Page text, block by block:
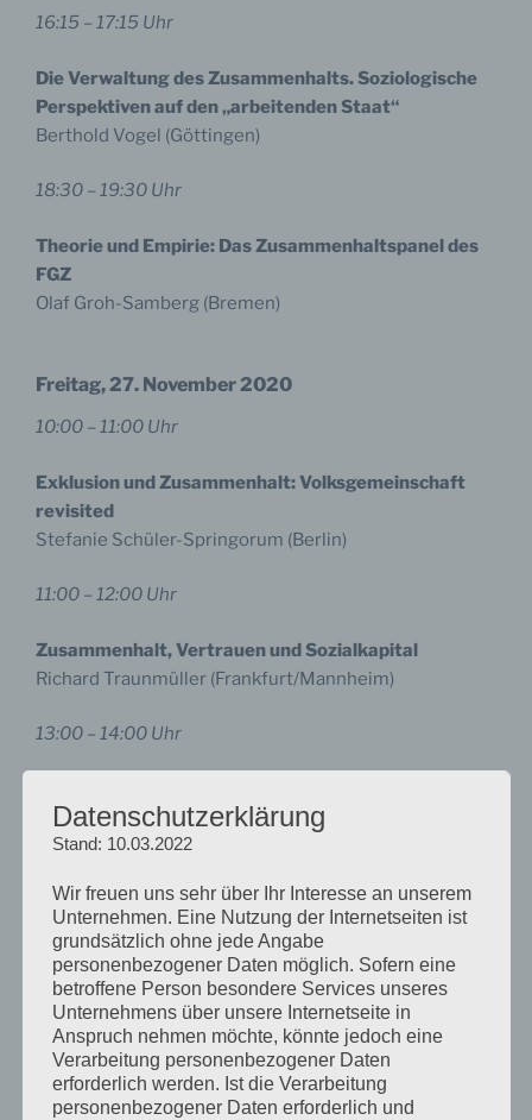
16:15 – 17:15 Uhr
Die Verwaltung des Zusammenhalts. Soziologische
Perspektiven auf den „arbeitenden Staat“
Berthold Vogel (Göttingen)
18:30 – 19:30 Uhr
Theorie und Empirie: Das Zusammenhaltspanel des
FGZ
Olaf Groh-Samberg (Bremen)
Freitag, 27. November 2020
10:00 – 11:00 Uhr
Exklusion und Zusammenhalt: Volksgemeinschaft
revisited
Stefanie Schüler-Springorum (Berlin)
11:00 – 12:00 Uhr
Zusammenhalt, Vertrauen und Sozialkapital
Richard Traunmüller (Frankfurt/Mannheim)
13:00 – 14:00 Uhr
Sozialintegration multipler Spannungsverhältnisse
Uwe Schimank (Bremen)
14:00 – 15:00 Uhr
Zusammenhalt und Konflikt
Nicole Deitelhoff (Frankfurt)
Kontakt
Datenschutzerklärung
Stand: 10.03.2022
Wir freuen uns sehr über Ihr Interesse an unserem
Unternehmen. Eine Nutzung der Internetseiten ist
grundsätzlich ohne jede Angabe
personenbezogener Daten möglich. Sofern eine
betroffene Person besondere Services unseres
Unternehmens über unsere Internetseite in
Anspruch nehmen möchte, könnte jedoch eine
Verarbeitung personenbezogener Daten
erforderlich werden. Ist die Verarbeitung
personenbezogener Daten erforderlich und